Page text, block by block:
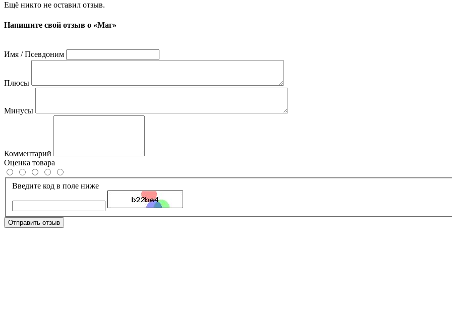
Ещё никто не оставил отзыв.
Напишите свой отзыв о «Маг»
Имя / Псевдоним
Плюсы
Минусы
Комментарий
Оценка товара
Введите код в поле ниже
Отправить отзыв